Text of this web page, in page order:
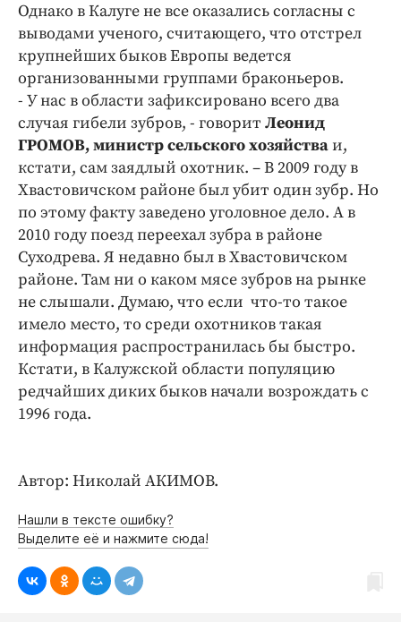
Бренд года
Работодатель года
Однако в Калуге не все оказались согласны с
выводами ученого, считающего, что отстрел
крупнейших быков Европы ведется
организованными группами браконьеров.
- У нас в области зафиксировано всего два
случая гибели зубров, - говорит Леонид
ГРОМОВ, министр сельского хозяйстваи,
кстати, сам заядлый охотник. – В 2009 году в
Хвастовичском районе был убит один зубр. Но
по этому факту заведено уголовное дело. А в
2010 году поезд переехал зубра в районе
Суходрева. Я недавно был в Хвастовичском
районе. Там ни о каком мясе зубров на рынке
не слышали. Думаю, что если что-то такое
имело место, то среди охотников такая
информация распространилась бы быстро.
Кстати, в Калужской области популяцию
редчайших диких быков начали возрождать с
1996 года.
Автор: Николай АКИМОВ.
Нашли в тексте ошибку?
Выделите её и нажмите сюда!